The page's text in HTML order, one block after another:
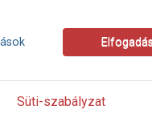
Burgyán Attila
Sejtelem
Elfogadás
Süti-szabályzat